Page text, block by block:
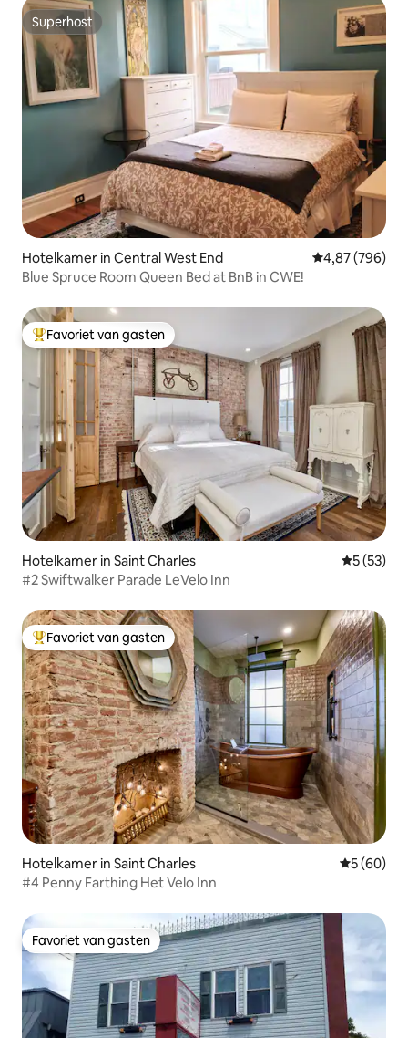
Superhost
Superhost
Hotelkamer in Central West End Gemiddelde
4,87 (796)
Blue Spruce Room Queen Bed at BnB in CWE!
Topfavoriet van gasten
Favoriet van gasten
Hotelkamer in Saint Charles
5 (53)
#2 Swiftwalker Parade LeVelo Inn
Topfavoriet van gasten
Favoriet van gasten
Hotelkamer in Saint Charles
5 (60)
#4 Penny Farthing Het Velo Inn
Favoriet van gasten
Favoriet van gasten